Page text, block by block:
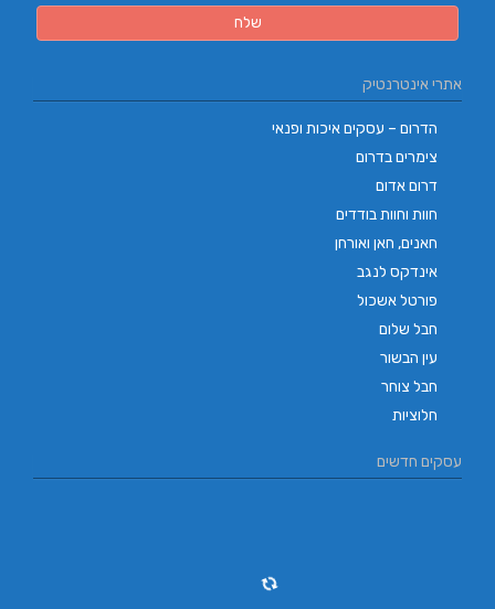
אתרי אינטרנטיק
הדרום – עסקים איכות ופנאי
צימרים בדרום
דרום אדום
חוות וחוות בודדים
חאנים, חאן ואורחן
אינדקס לנגב
פורטל אשכול
חבל שלום
עין הבשור
חבל צוחר
חלוציות
עסקים חדשים